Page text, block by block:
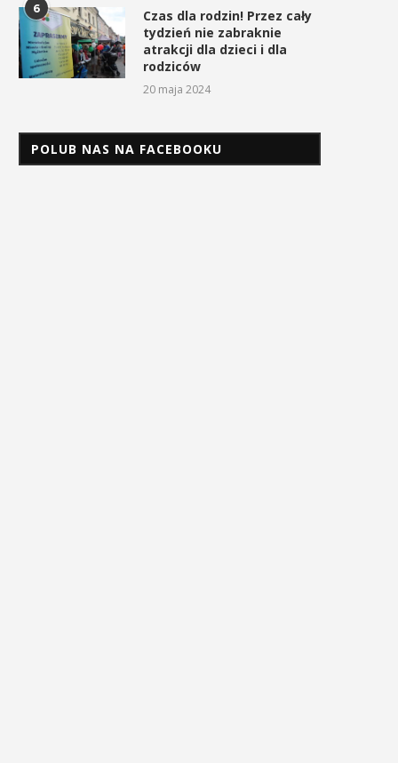
6
Czas dla rodzin! Przez cały
tydzień nie zabraknie
atrakcji dla dzieci i dla
rodziców
20 maja 2024
POLUB NAS NA FACEBOOKU